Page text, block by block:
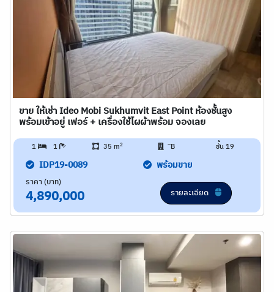
ขาย ให้เช่า Ideo Mobi Sukhumvit East Point ห้องชั้นสูง
พร้อมเข้าอยู่ เฟอร์ + เครื่องใช้ไผผ้าพร้อม จองเลย
1 1 35 m2 ิB ชั้น 19
IDP19-0089 พร้อมขาย
ราคา (บาท)
4,890,000 รายละเอียด